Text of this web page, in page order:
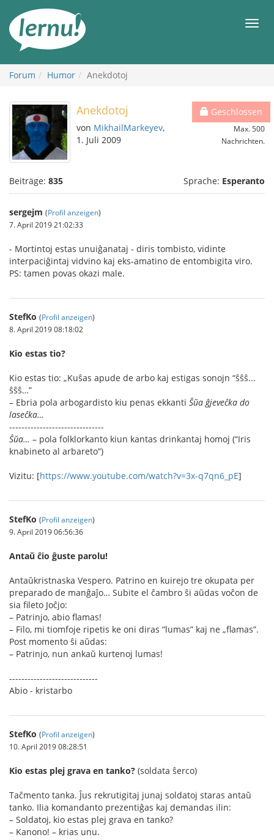
Inhalt
Forum Humor Anekdotoj
Geschlossen
Max. 500
Nachrichten.
Anekdotoj
von MikhailMarkeyev,
1. Juli 2009
Beiträge: 835 Sprache: Esperanto
sergejm (Profil anzeigen)
7. April 2019 21:02:33
- Mortintoj estas unuiĝanataj - diris tombisto, vidinte
interpaciĝintaj vidvino kaj eks-amatino de entombigita viro.
PS: tamen povas okazi male.
StefKo (Profil anzeigen)
8. April 2019 08:18:02
Kio estas tio?
Kio estas tio: „Kuŝas apude de arbo kaj estigas sonojn “ŝŝŝ...
ŝŝŝ…”
– Ebria pola arbogardisto kiu penas ekkanti Ŝŭa ĝjeveĉka do
laseĉka…
-------------------------------
Ŝŭa… – pola folklorkanto kiun kantas drinkantaj homoj (“Iris
knabineto al arbareto”)
Vizitu: [https://www.youtube.com/watch?v=3x-q7qn6_pE]
StefKo (Profil anzeigen)
9. April 2019 06:56:36
Antaŭ ĉio ĝuste parolu!
Antaŭkristnaska Vespero. Patrino en kuirejo tre okupata per
preparado de manĝaĵo… Subite el ĉambro ŝi aŭdas voĉon de
sia fileto Joĉjo:
– Patrinjo, abio flamas!
– Filo, mi tiomfoje ripetis ke oni diras “lumas” kaj ne „flamas”.
Post momento ŝi aŭdas:
– Patrinjo, nun ankaŭ kurtenoj lumas!
-----------------------------
Abio - kristarbo
StefKo (Profil anzeigen)
10. April 2019 08:28:51
Kio estas plej grava en tanko? (soldata ŝerco)
Taĉmento tanka. Ĵus rekrutigitaj junaj soldatoj staras antaŭ
tanko. Ilia komandanto prezentiĝas kaj demandas ilin:
– Soldatoj, kio estas plej grava en tanko?
– Kanono! – krias unu.